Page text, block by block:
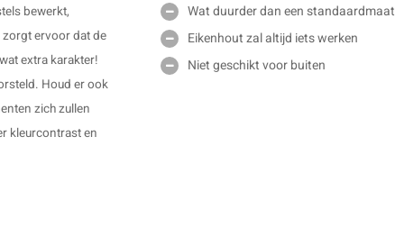
bewerkt,
ervoor dat de
extra karakter!
Houd er ook
zich zullen
kleurcontrast en
Wat duurder dan een standaardmaat
Eikenhout zal altijd iets werken
Niet geschikt voor buiten